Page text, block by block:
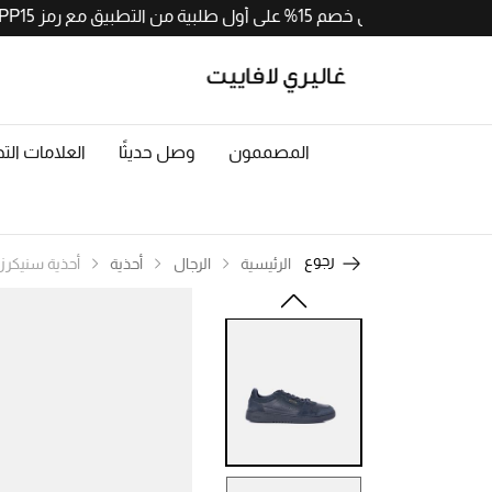
احصلوا على خصم 15% على أول طلبية من التطبيق مع رمز APP15. حملوا الآن من
المصممون وصل حديثًا العلامات
رجوع الرئيسية الرجال أحذية أحذية